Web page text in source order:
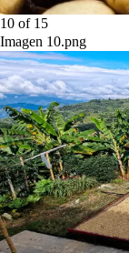
10 of 15
Imagen 10.png